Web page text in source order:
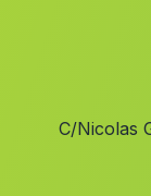
Albalat
Hellin
C/Nicolas